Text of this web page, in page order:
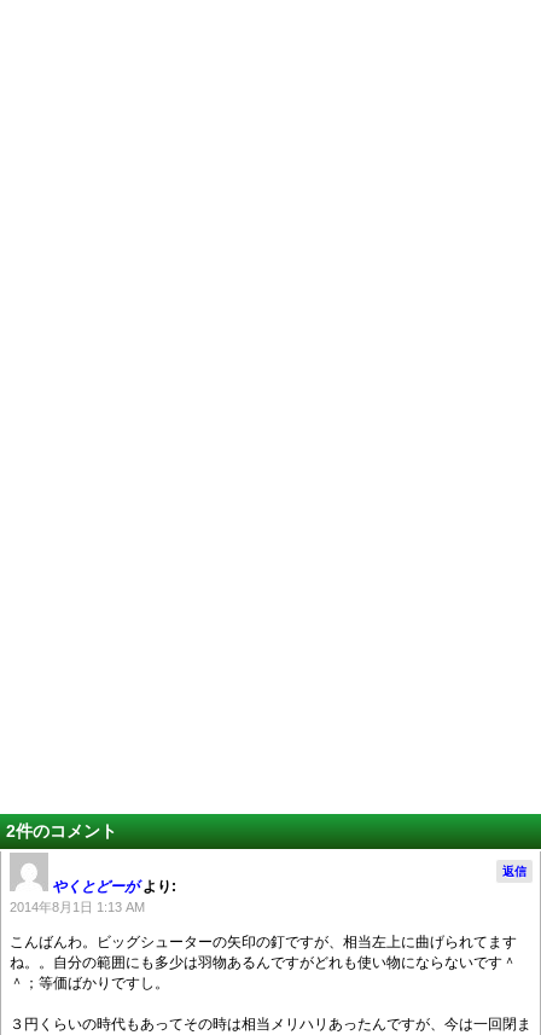
2件のコメント
やくとどーが より:
2014年8月1日 1:13 AM
こんばんわ。ビッグシューターの矢印の釘ですが、相当左上に曲げられてます
ね。。自分の範囲にも多少は羽物あるんですがどれも使い物にならないです＾
＾；等価ばかりですし。
３円くらいの時代もあってその時は相当メリハリあったんですが、今は一回閉ま
返信